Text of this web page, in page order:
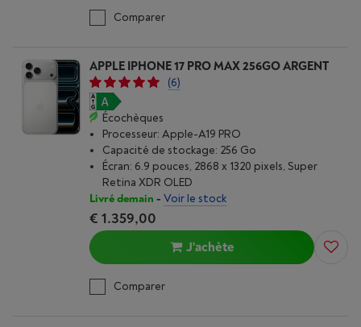
Comparer
APPLE IPHONE 17 PRO MAX 256GO ARGENT
(6)
Écochèques
Processeur: Apple-A19 PRO
Capacité de stockage: 256 Go
Écran: 6.9 pouces, 2868 x 1320 pixels, Super
Retina XDR OLED
Livré demain - Voir le stock
€ 1.359,00
J'achète
Comparer